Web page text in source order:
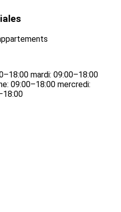
mardi: 09:00–18:00
09:00–18:00 mercredi: